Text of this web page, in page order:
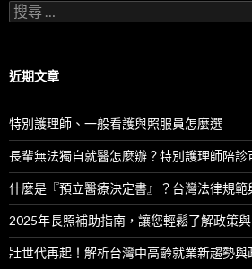
搜
尋
近期文章
特別護理師、一般看護與照服員怎麼選
長輩無法獨自就醫怎麼辦？特別護理師陪診
什麼是『預立醫療決定書』？台灣法律規範
2025年長照補助指南，讓您輕鬆了解政策
壯世代再起！解析台灣中高齡就業新趨勢與